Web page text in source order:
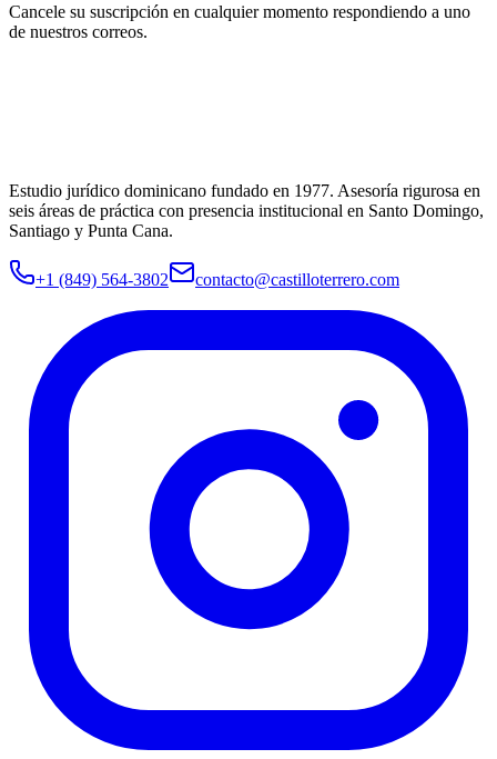
Cancele su suscripción en cualquier momento respondiendo a uno
de nuestros correos.
Estudio jurídico dominicano fundado en 1977. Asesoría rigurosa en
seis áreas de práctica con presencia institucional en Santo Domingo,
Santiago y Punta Cana.
+1 (849) 564-3802 contacto@castilloterrero.com